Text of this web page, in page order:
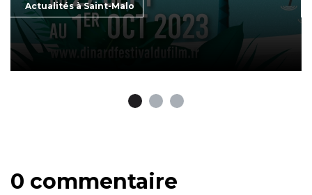
Actualités à Saint-Malo
0 commentaire